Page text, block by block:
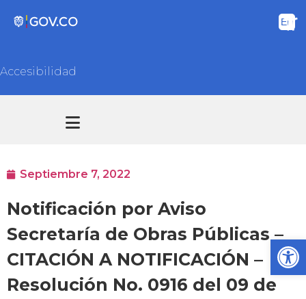
Accesibilidad
Septiembre 7, 2022
Notificación por Aviso
Secretaría de Obras Públicas –
CITACIÓN A NOTIFICACIÓN –
Resolución No. 0916 del 09 de